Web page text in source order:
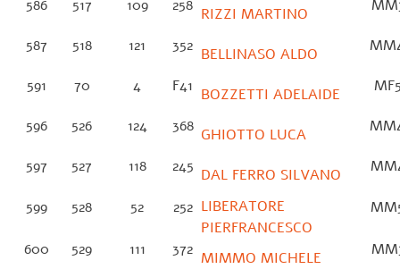
586 517 109 258 RIZZI MARTINO
587 518 121 352 BELLINASO ALDO
591 70 4 F41 BOZZETTI ADELAIDE
596 526 124 368 GHIOTTO LUCA
597 527 118 245 DAL FERRO SILVANO
599 528 52 252 LIBERATORE
PIERFRANCESCO
600 529 111 372 MIMMO MICHELE